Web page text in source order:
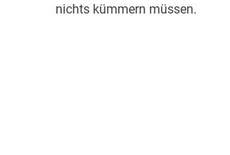
nichts kümmern müssen.